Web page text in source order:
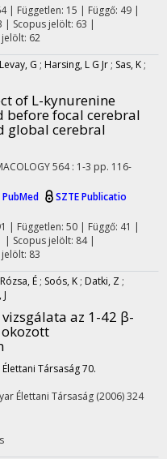
| Független: 15 | Függő: 49 |
| Scopus jelölt: 63 |
62
Levay, G ; Harsing, L G Jr ; Sas, K ;
of L-kynurenine
focal cerebral
global cerebral
564: 1-3 pp. 116-
PubMed
SZTE Publicatio
| Független: 50 | Függő: 41 |
| Scopus jelölt: 84 |
83
Rózsa, É ; Soós, K ; Datki, Z ;
az 1-42 β-
Társaság 70.
Élettani Társaság (2006)324